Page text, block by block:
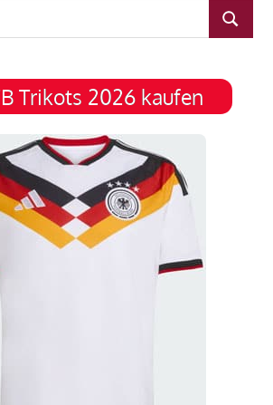
SUCHEN
Trikots 2026 kaufen